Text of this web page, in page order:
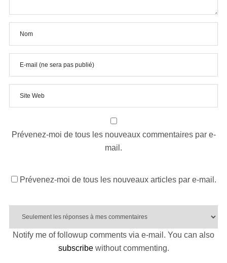
Prévenez-moi de tous les nouveaux commentaires par e-
mail.
Prévenez-moi de tous les nouveaux articles par e-mail.
Notify me of followup comments via e-mail. You can also
subscribewithout commenting.